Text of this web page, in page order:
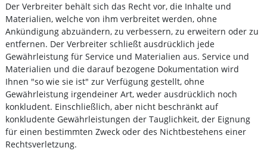
Der Verbreiter behält sich das Recht vor, die Inhalte und
Materialien, welche von ihm verbreitet werden, ohne
Ankündigung abzuändern, zu verbessern, zu erweitern oder zu
entfernen. Der Verbreiter schließt ausdrücklich jede
Gewährleistung für Service und Materialien aus. Service und
Materialien und die darauf bezogene Dokumentation wird
Ihnen "so wie sie ist" zur Verfügung gestellt, ohne
Gewährleistung irgendeiner Art, weder ausdrücklich noch
konkludent. Einschließlich, aber nicht beschränkt auf
konkludente Gewährleistungen der Tauglichkeit, der Eignung
für einen bestimmten Zweck oder des Nichtbestehens einer
Rechtsverletzung.